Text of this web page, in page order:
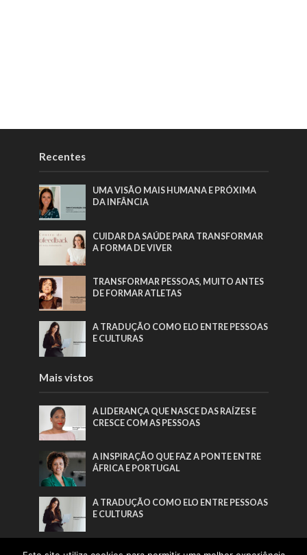
Recentes
UMA VISÃO MAIS HUMANA E PRÓXIMA
DA INFÂNCIA
CUIDAR DA SAÚDE PARA TRANSFORMAR
A FORMA DE VIVER
TRANSFORMAR PESSOAS, MUITO ANTES
DE FORMAR ATLETAS
A TRADUÇÃO COMO ELO ENTRE PESSOAS
E CULTURAS
Mais vistos
A LIDERANÇA QUE NASCE DAS RAÍZES E
CRESCE COM AS PESSOAS
A INSPIRAÇÃO QUE FAZ A PONTE ENTRE
ÁFRICA E PORTUGAL
A TRADUÇÃO COMO ELO ENTRE PESSOAS
E CULTURAS